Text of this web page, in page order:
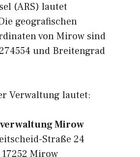
(ARS) lautet
geografischen
von Mirow sind
und Breitengrad
Verwaltung lautet:
Mirow
Straße 24
17252 Mirow